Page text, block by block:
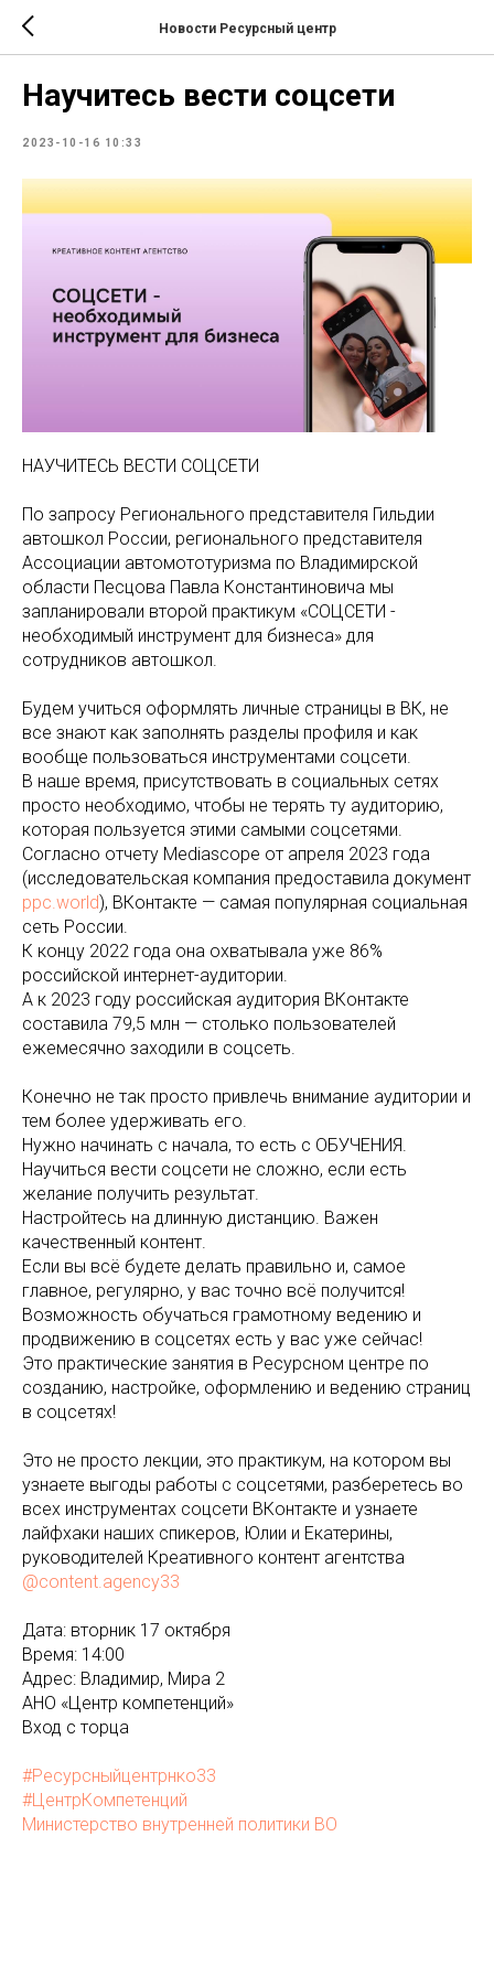
Новости Ресурсный центр
Научитесь вести соцсети
2023-10-16 10:33
НАУЧИТЕСЬ ВЕСТИ СОЦСЕТИ
По запросу Регионального представителя Гильдии
автошкол России, регионального представителя
Ассоциации автомототуризма по Владимирской
области Песцова Павла Константиновича мы
запланировали второй практикум «СОЦСЕТИ -
необходимый инструмент для бизнеса» для
сотрудников автошкол.
Будем учиться оформлять личные страницы в ВК, не
все знают как заполнять разделы профиля и как
вообще пользоваться инструментами соцсети.
В наше время, присутствовать в социальных сетях
просто необходимо, чтобы не терять ту аудиторию,
которая пользуется этими самыми соцсетями.
Согласно отчету Mediascope от апреля 2023 года
(исследовательская компания предоставила документ
ppc.world), ВКонтакте — самая популярная социальная
сеть России.
К концу 2022 года она охватывала уже 86%
российской интернет-аудитории.
А к 2023 году российская аудитория ВКонтакте
составила 79,5 млн — столько пользователей
ежемесячно заходили в соцсеть.
Конечно не так просто привлечь внимание аудитории и
тем более удерживать его.
Нужно начинать с начала, то есть с ОБУЧЕНИЯ.
Научиться вести соцсети не сложно, если есть
желание получить результат.
Настройтесь на длинную дистанцию. Важен
качественный контент.
Если вы всё будете делать правильно и, самое
главное, регулярно, у вас точно всё получится!
Возможность обучаться грамотному ведению и
продвижению в соцсетях есть у вас уже сейчас!
Это практические занятия в Ресурсном центре по
созданию, настройке, оформлению и ведению страниц
в соцсетях!
Это не просто лекции, это практикум, на котором вы
узнаете выгоды работы с соцсетями, разберетесь во
всех инструментах соцсети ВКонтакте и узнаете
лайфхаки наших спикеров, Юлии и Екатерины,
руководителей Креативного контент агентства
@content.agency33
Дата: вторник 17 октября
Время: 14:00
Адрес: Владимир, Мира 2
АНО «Центр компетенций»
Вход с торца
#Ресурсныйцентрнко33
#ЦентрКомпетенций
Министерство внутренней политики ВО